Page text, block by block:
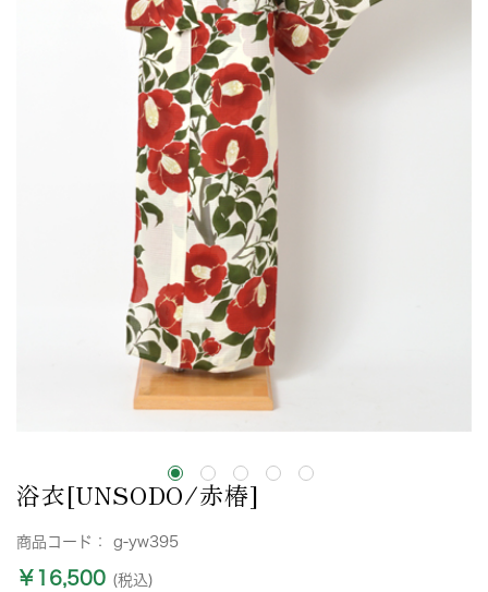
浴衣[UNSODO/赤椿]
商品コード： g-yw395
￥16,500 (税込)